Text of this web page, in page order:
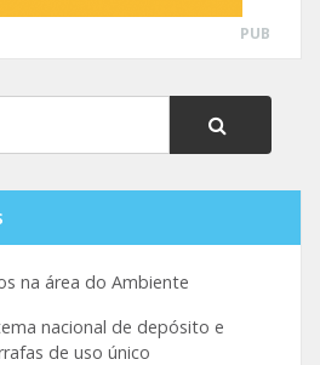
PUB
na área do Ambiente
nacional de depósito e
de uso único